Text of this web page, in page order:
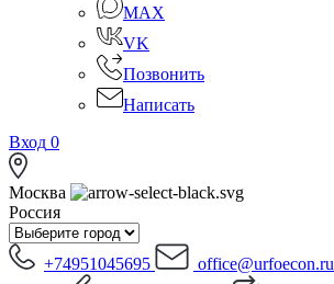
MAX
VK
Позвонить
Написать
Вход 0
Москва
Россия
+74951045695 office@urfoecon.ru